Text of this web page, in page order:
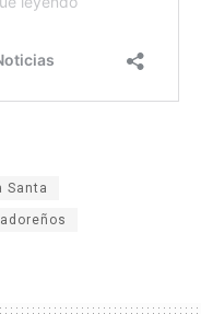
Santa